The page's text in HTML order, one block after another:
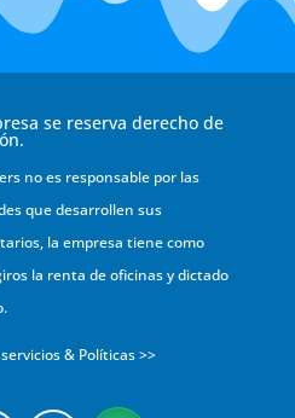
se reserva derecho de
no es responsable por las
que desarrollen sus
la empresa tiene como
la renta de oficinas y dictado
& Políticas >>